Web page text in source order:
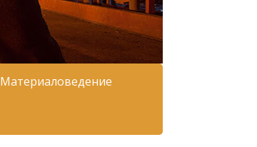
Материаловедение